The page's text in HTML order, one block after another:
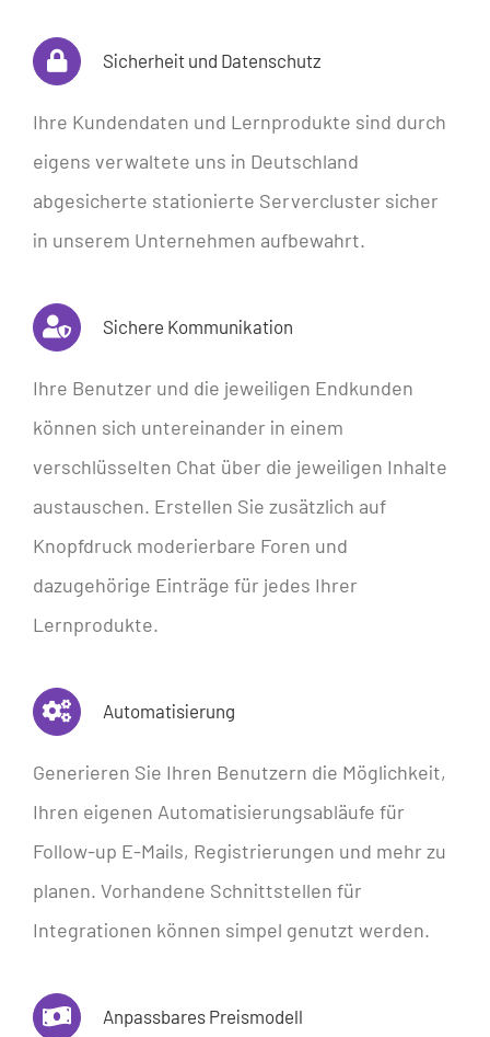
Sicherheit und Datenschutz
Ihre Kundendaten und Lernprodukte sind durch
eigens verwaltete uns in Deutschland
abgesicherte stationierte Servercluster sicher
in unserem Unternehmen aufbewahrt.
Sichere Kommunikation
Ihre Benutzer und die jeweiligen Endkunden
können sich untereinander in einem
verschlüsselten Chat über die jeweiligen Inhalte
austauschen. Erstellen Sie zusätzlich auf
Knopfdruck moderierbare Foren und
dazugehörige Einträge für jedes Ihrer
Lernprodukte.
Automatisierung
Generieren Sie Ihren Benutzern die Möglichkeit,
Ihren eigenen Automatisierungsabläufe für
Follow-up E-Mails, Registrierungen und mehr zu
planen. Vorhandene Schnittstellen für
Integrationen können simpel genutzt werden.
Anpassbares Preismodell